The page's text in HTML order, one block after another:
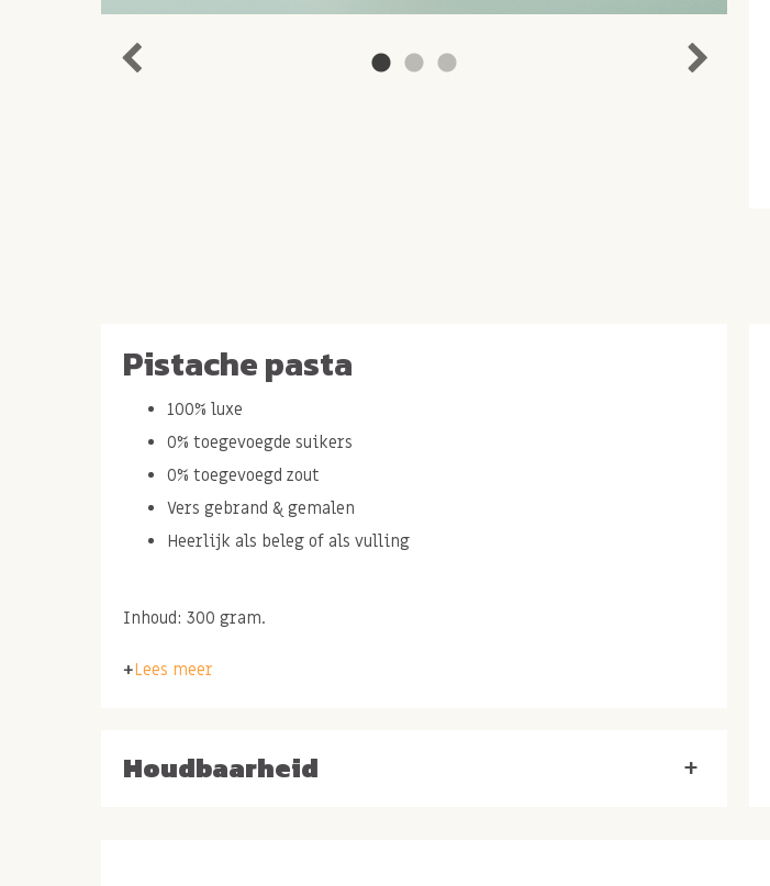
Pistache pasta
100% luxe
0% toegevoegde suikers
0% toegevoegd zout
Vers gebrand & gemalen
Heerlijk als beleg of als vulling
Inhoud: 300 gram.
Ingrediënten: pistacheNOTEN, gebrand in arachide-olie (PINDA-olie).
Pistachepasta
Lees meer
Houdbaarheid +